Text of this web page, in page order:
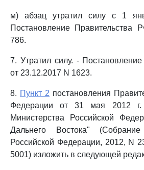
м) абзац утратил силу с 1
Постановление Правительства
786.
7. Утратил силу. -
от 23.12.2017 N 1623.
8. Пункт 2 постановления
Федерации от 31 мая 2012
Министерства Российской
Дальнего Востока" (Собрание
Российской Федерации, 2012, N
5001) изложить в следующей